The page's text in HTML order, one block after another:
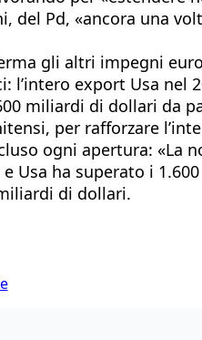
del Pd, «ancora una
gli altri impegni
l’intero export Usa
miliardi di dollari da
per rafforzare
ogni apertura:
Usa ha superato i
di dollari.